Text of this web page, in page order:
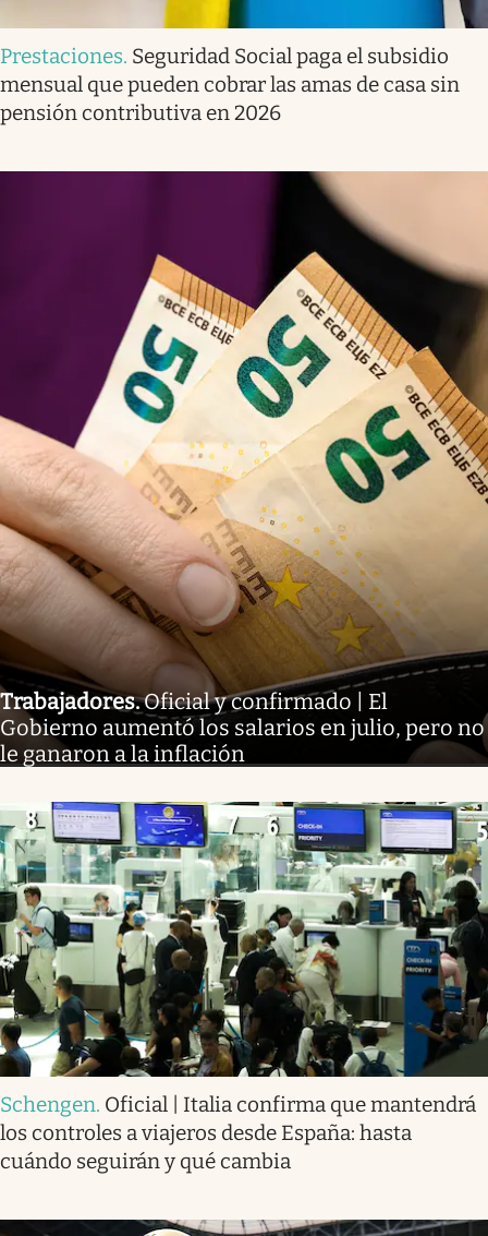
Prestaciones. Seguridad Social paga el subsidio
mensual que pueden cobrar las amas de casa sin
pensión contributiva en 2026
Trabajadores.Oficial y confirmado | El
Gobierno aumentó los salarios en julio, pero no
le ganaron a la inflación
Schengen. Oficial | Italia confirma que mantendrá
los controles a viajeros desde España: hasta
cuándo seguirán y qué cambia